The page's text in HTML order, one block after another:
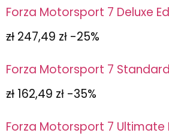
Forza Motorsport 7 Deluxe
zł 247,49 zł -25%
Forza Motorsport 7
zł 162,49 zł -35%
Forza Motorsport 7 Ultimate